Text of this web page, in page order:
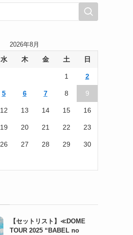
2026年8月
水 木 金 土 日
1 2
5 6 7 8 9
12 13 14 15 16
19 20 21 22 23
26 27 28 29 30
【セットリスト】≪DOME
TOUR 2025 “BABEL no